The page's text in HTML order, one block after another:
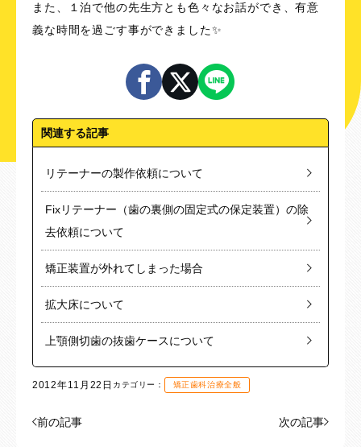
また、１泊で他の先生方とも色々なお話ができ、有意
義な時間を過ごす事ができました✨
関連する記事
リテーナーの製作依頼について
Fixリテーナー（歯の裏側の固定式の保定装置）の除
去依頼について
矯正装置が外れてしまった場合
拡大床について
上顎側切歯の抜歯ケースについて
2012年11月22日 カテゴリー： 矯正歯科治療全般
前の記事 次の記事